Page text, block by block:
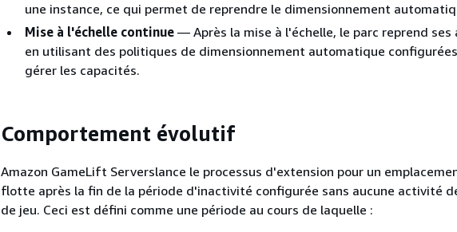
une instance, ce qui permet de reprendre le dimensionnement
Mise à l'échelle continue — Après la mise à l'échelle, le parc reprend ses
en utilisant des politiques de dimensionnement automatique
gérer les capacités.
Comportement évolutif
Amazon GameLift Serverslance le processus d'extension pour un
flotte après la fin de la période d'inactivité configurée sans aucune activité
de jeu. Ceci est défini comme une période au cours de laquelle :